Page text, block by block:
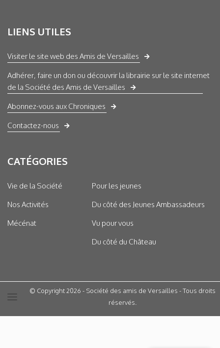
LIENS UTILES
Visiter le site web des Amis de Versailles
Adhérer, faire un don ou découvrir la librairie sur le site internet
de la Société des Amis de Versailles
Abonnez-vous aux Chroniques
Contactez-nous
CATÉGORIES
Vie de la Société
Nos Activités
Mécénat
Pour les jeunes
Du côté des Jeunes Ambassadeurs
Vu pour vous
Du côté du Château
© Copyright 2026 - Société des amis de Versailles - Tous droits
réservés.